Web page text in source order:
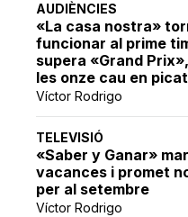
AUDIÈNCIES
«La casa nostra»
funcionar al prime
supera «Grand
les onze cau en picat
Víctor Rodrigo
TELEVISIÓ
«Saber y Ganar»
vacances i promet
per al setembre
Víctor Rodrigo